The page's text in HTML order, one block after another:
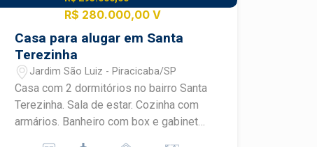
R$ 280.000,00 V
Casa para alugar em Santa
Terezinha
Jardim São Luiz - Piracicaba/SP
Casa com 2 dormitórios no bairro Santa
Terezinha. Sala de estar. Cozinha com
armários. Banheiro com box e gabinete.